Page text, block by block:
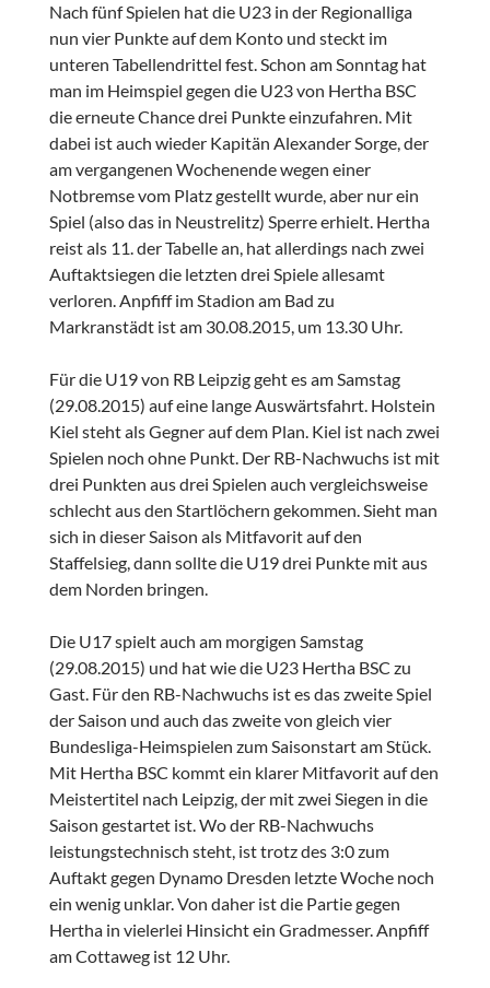
Nach fünf Spielen hat die U23 in der Regionalliga
nun vier Punkte auf dem Konto und steckt im
unteren Tabellendrittel fest. Schon am Sonntag hat
man im Heimspiel gegen die U23 von Hertha BSC
die erneute Chance drei Punkte einzufahren. Mit
dabei ist auch wieder Kapitän Alexander Sorge, der
am vergangenen Wochenende wegen einer
Notbremse vom Platz gestellt wurde, aber nur ein
Spiel (also das in Neustrelitz) Sperre erhielt. Hertha
reist als 11. der Tabelle an, hat allerdings nach zwei
Auftaktsiegen die letzten drei Spiele allesamt
verloren. Anpfiff im Stadion am Bad zu
Markranstädt ist am 30.08.2015, um 13.30 Uhr.
Für die U19 von RB Leipzig geht es am Samstag
(29.08.2015) auf eine lange Auswärtsfahrt. Holstein
Kiel steht als Gegner auf dem Plan. Kiel ist nach zwei
Spielen noch ohne Punkt. Der RB-Nachwuchs ist mit
drei Punkten aus drei Spielen auch vergleichsweise
schlecht aus den Startlöchern gekommen. Sieht man
sich in dieser Saison als Mitfavorit auf den
Staffelsieg, dann sollte die U19 drei Punkte mit aus
dem Norden bringen.
Die U17 spielt auch am morgigen Samstag
(29.08.2015) und hat wie die U23 Hertha BSC zu
Gast. Für den RB-Nachwuchs ist es das zweite Spiel
der Saison und auch das zweite von gleich vier
Bundesliga-Heimspielen zum Saisonstart am Stück.
Mit Hertha BSC kommt ein klarer Mitfavorit auf den
Meistertitel nach Leipzig, der mit zwei Siegen in die
Saison gestartet ist. Wo der RB-Nachwuchs
leistungstechnisch steht, ist trotz des 3:0 zum
Auftakt gegen Dynamo Dresden letzte Woche noch
ein wenig unklar. Von daher ist die Partie gegen
Hertha in vielerlei Hinsicht ein Gradmesser. Anpfiff
am Cottaweg ist 12 Uhr.